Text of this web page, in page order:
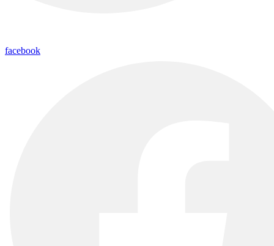
facebook